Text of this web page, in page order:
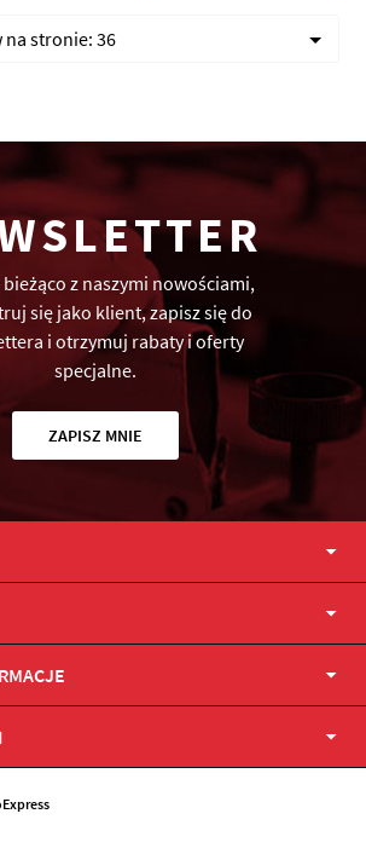
stronie: 36
bieżąco z naszymi nowościami,
się jako klient, zapisz się do
i otrzymuj rabaty i oferty
specjalne.
ZAPISZ MNIE